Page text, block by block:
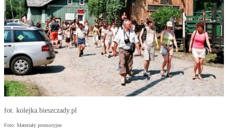
fot. kolejka.bieszczady.pl
Foto: Materiały promocyjne